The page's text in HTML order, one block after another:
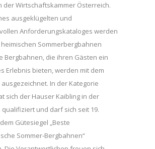
der Wirtschaftskammer Österreich.
ausgeklügelten und
Anforderungskataloges werden
Sommerbergbahnen
Bergbahnen, die ihren Gästen ein
Erlebnis bieten, werden mit dem
In der Kategorie
sich der Hauser Kaibling in der
qualifiziert und darf sich seit 19.
Gütesiegel „Beste
Sommer-Bergbahnen“